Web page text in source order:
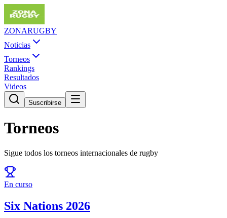
ZONARUGBY
Noticias
Torneos
Rankings
Resultados
Videos
Suscribirse
Torneos
Sigue todos los torneos internacionales de rugby
En curso
Six Nations 2026